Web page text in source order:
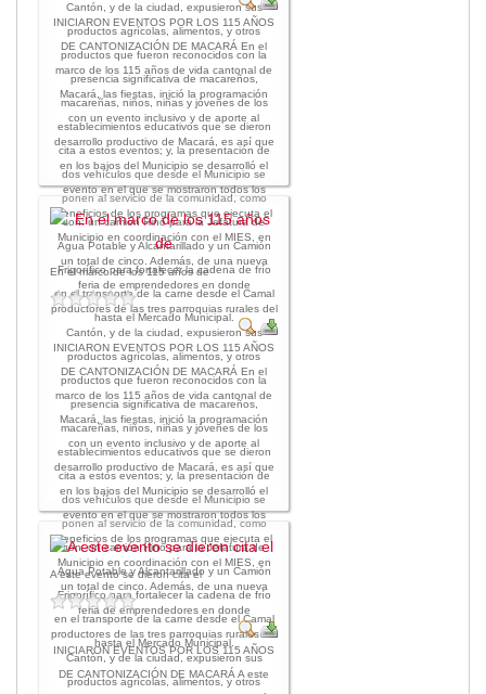
Cantón, y de la ciudad, expusieron sus
productos agrícolas, alimentos, y otros
productos que fueron reconocidos con la
presencia significativa de macareños,
macareñas, niños, niñas y jóvenes de los
establecimientos educativos que se dieron
cita a estos eventos; y, la presentación de
dos vehículos que desde el Municipio se
ponen al servicio de la comunidad, como
son: un camión Hino para la Jefatura de
Agua Potable y Alcantarillado y un Camión
Frigorífico para fortalecer la cadena de frío
en el transporte de la carne desde el Camal
hasta el Mercado Municipal.
INICIARON EVENTOS POR LOS 115 AÑOS
DE CANTONIZACIÓN DE MACARÁ En el
marco de los 115 años de vida cantonal de
Macará, las fiestas, inició la programación
con un evento inclusivo y de aporte al
desarrollo productivo de Macará, es así que
en los bajos del Municipio se desarrolló el
evento en el que se mostraron todos los
beneficios de los programas que ejecuta el
Municipio en coordinación con el MIES, en
un total de cinco. Además, de una nueva
feria de emprendedores en donde
productores de las tres parroquias rurales del
Cantón, y de la ciudad, expusieron sus
productos agrícolas, alimentos, y otros
productos que fueron reconocidos con la
presencia significativa de macareños,
macareñas, niños, niñas y jóvenes de los
establecimientos educativos que se dieron
cita a estos eventos; y, la presentación de
dos vehículos que desde el Municipio se
ponen al servicio de la comunidad, como
son: un camión Hino para la Jefatura de
Agua Potable y Alcantarillado y un Camión
Frigorífico para fortalecer la cadena de frío
en el transporte de la carne desde el Camal
hasta el Mercado Municipal.
En el marco de los 115 años de
INICIARON EVENTOS POR LOS 115 AÑOS
DE CANTONIZACIÓN DE MACARÁ En el
marco de los 115 años de vida cantonal de
Macará, las fiestas, inició la programación
con un evento inclusivo y de aporte al
desarrollo productivo de Macará, es así que
en los bajos del Municipio se desarrolló el
evento en el que se mostraron todos los
beneficios de los programas que ejecuta el
Municipio en coordinación con el MIES, en
un total de cinco. Además, de una nueva
feria de emprendedores en donde
productores de las tres parroquias rurales del
Cantón, y de la ciudad, expusieron sus
productos agrícolas, alimentos, y otros
A este evento se dieron cita el
INICIARON EVENTOS POR LOS 115 AÑOS
DE CANTONIZACIÓN DE MACARÁ A este